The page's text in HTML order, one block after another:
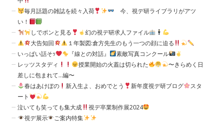
毎月話題の雑誌を続々入荷
今、視デ研ライブラリがアツ
い！
しでポンと見る
幻の視デ研求人ファイル
大告知回
１年製図:倉方先生のもう一つの顔に迫る
いっぱい話そｯ
『線との対話』
素敵写真コンクール
レッツスタディ
授業開始の火蓋は切られた
〜きらめく日
差しに包まれて…編〜
春はあけぼの
新入生よ、おめでとう 新年度視デ研ブログ
スタ
ート
泣いても笑っても集大成
視デ卒業制作展2024
視デ展示
ご案内特集